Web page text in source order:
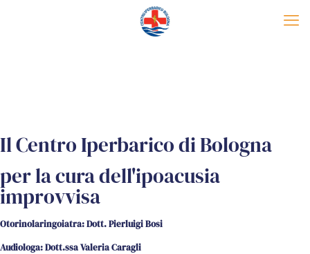
Il Centro Iperbarico di Bologna
per la cura dell'ipoacusia
improvvisa
Otorinolaringoiatra: Dott. Pierluigi Bosi
Audiologa: Dott.ssa Valeria Caragli